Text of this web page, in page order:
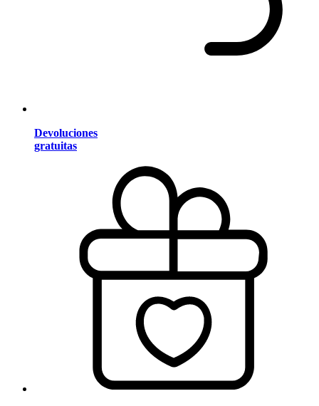
Devoluciones
gratuitas